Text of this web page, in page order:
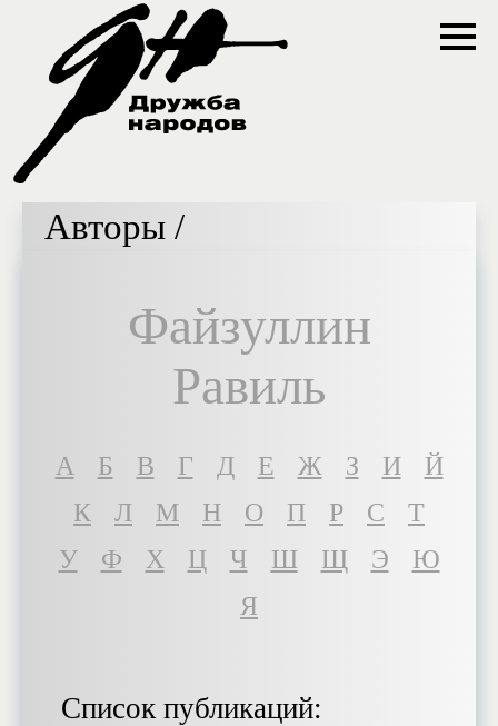
Авторы /
Файзуллин
Равиль
A Б В Г Д Е Ж З И
Й
К
Л М Н О П Р С
Т
У
Ф Х Ц Ч Ш Щ Э
Ю
Я
Список публикаций: